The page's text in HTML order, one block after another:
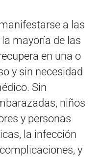
a las
mayoría de las
en una o
y sin necesidad
Sin
niños
y personas
la infección
y